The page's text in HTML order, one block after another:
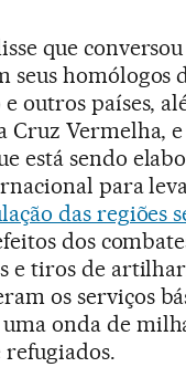
que
seus homólogos
outros países,
Cruz Vermelha, e
está sendo
para
das regiões
dos
e tiros de
os serviços
onda de
refugiados.